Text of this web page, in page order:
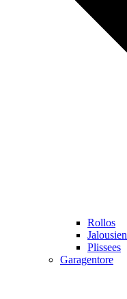
Rollos
Jalousien
Plissees
Garagentore